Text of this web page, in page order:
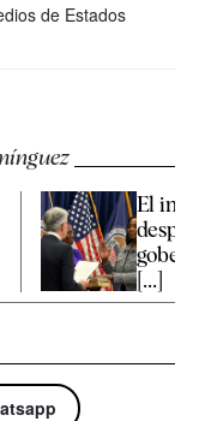
de Estados
El
[...]